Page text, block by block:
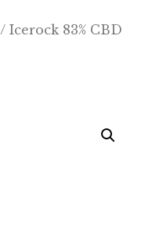
/ Icerock 83% CBD